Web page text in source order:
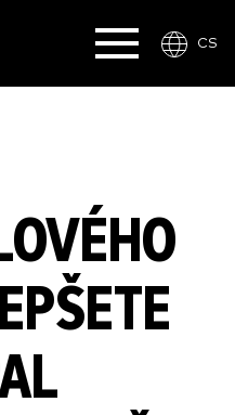
CS